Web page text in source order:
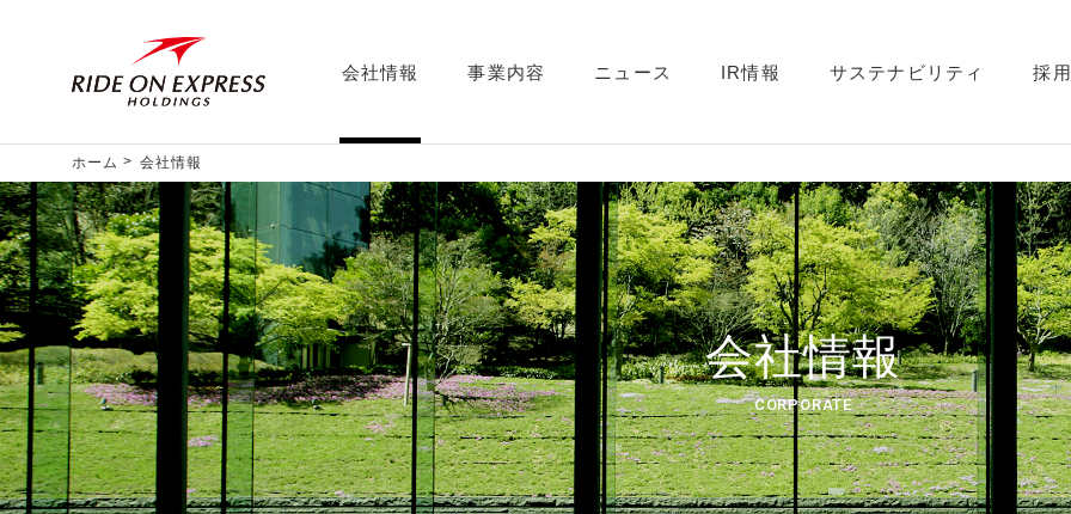
会社情報 事業内容 ニュース IR情報 サステナビリティ 採
ホーム 会社情報
会社情報
CORPORATE